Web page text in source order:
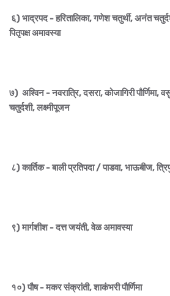
६) भाद्रपद - हरितालिका, गणेश चतुर्थी, अनंत
पितृपक्ष अमावस्या
७) अश्विन - नवरात्रि, दसरा, कोजागिरी
चतुर्दशी, लक्ष्मीपूजन
८) कार्तिक - बाली प्रतिपदा / पाडवा, भाऊबीज,
९) मार्गशीश - दत्त जयंती, वेळ अमावस्या
१०) पौष - मकर संक्रांती, शाकंभरी पौर्णिमा